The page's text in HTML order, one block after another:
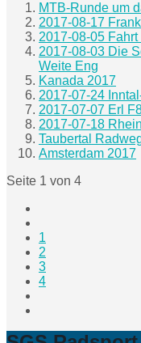
MTB-Runde um
2017-08-17
2017-08-05
2017-08-03 Die
Weite Eng
Kanada 2017
2017-07-24
2017-07-07 Erl
2017-07-18
Taubertal
Amsterdam 2017
Seite 1 von 4
1
2
3
4